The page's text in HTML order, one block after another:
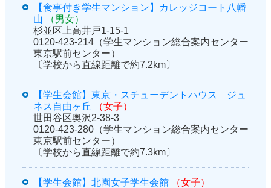
【食事付き学生マンション】カレッジコート八幡
山
（男女）
杉並区上高井戸1-15-1
0120-423-214（学生マンション総合案内センター
東京駅前センター）
〔学校から直線距離で約7.2km〕
【学生会館】東京・スチューデントハウス ジュ
ネス自由ヶ丘
（女子）
世田谷区奥沢2-38-3
0120-423-280（学生マンション総合案内センター
東京駅前センター）
〔学校から直線距離で約7.3km〕
【学生会館】北園女子学生会館
（女子）